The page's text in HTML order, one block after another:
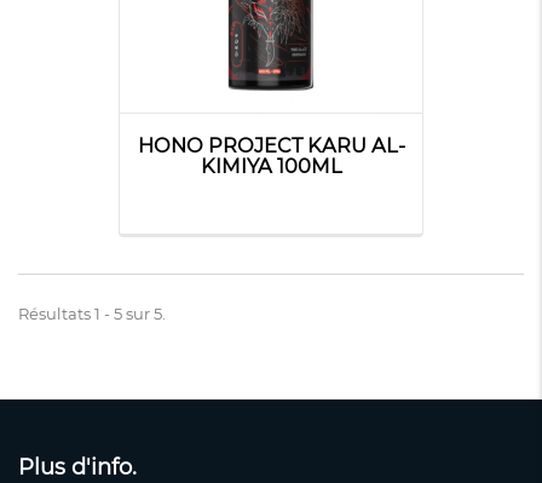
HONO PROJECT KARU AL-
KIMIYA 100ML
Résultats 1 - 5 sur 5.
Plus d'info.